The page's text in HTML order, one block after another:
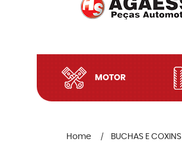
MOTOR
Home BUCHAS E COXINS